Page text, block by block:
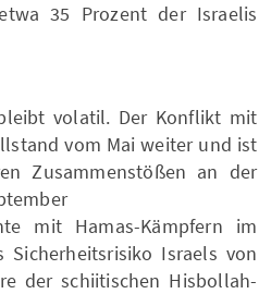
35 Prozent der Israelis
volatil. Der Konflikt mit
vom Mai weiter und ist
Zusammenstößen an der
mit Hamas-Kämpfern im
Israels von
der schiitischen Hisbollah-